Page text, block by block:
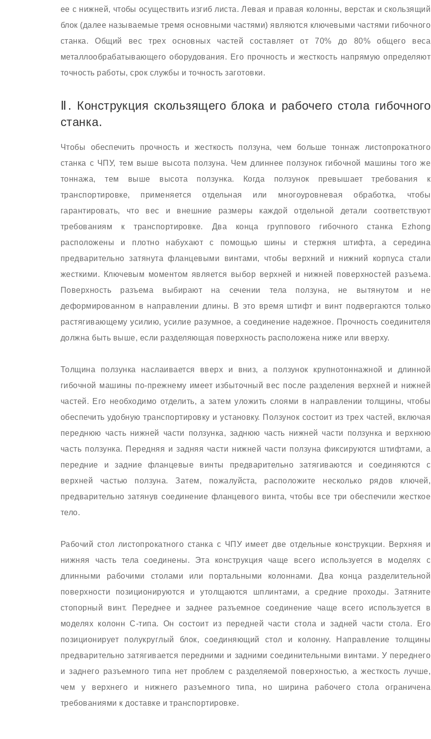
ее с нижней, чтобы осуществить изгиб листа. Левая и правая колонны, верстак и скользящий
блок (далее называемые тремя основными частями) являются ключевыми частями гибочного
станка. Общий вес трех основных частей составляет от 70% до 80% общего веса
металлообрабатывающего оборудования. Его прочность и жесткость напрямую определяют
точность работы, срок службы и точность заготовки.
Ⅱ. Конструкция скользящего блока и рабочего стола гибочного
станка.
Чтобы обеспечить прочность и жесткость ползуна, чем больше тоннаж листопрокатного
станка с ЧПУ, тем выше высота ползуна. Чем длиннее ползунок гибочной машины того же
тоннажа, тем выше высота ползунка. Когда ползунок превышает требования к
транспортировке, применяется отдельная или многоуровневая обработка, чтобы
гарантировать, что вес и внешние размеры каждой отдельной детали соответствуют
требованиям к транспортировке. Два конца группового гибочного станка Ezhong
расположены и плотно набухают с помощью шины и стержня штифта, а середина
предварительно затянута фланцевыми винтами, чтобы верхний и нижний корпуса стали
жесткими. Ключевым моментом является выбор верхней и нижней поверхностей разъема.
Поверхность разъема выбирают на сечении тела ползуна, не вытянутом и не
деформированном в направлении длины. В это время штифт и винт подвергаются только
растягивающему усилию, усилие разумное, а соединение надежное. Прочность соединителя
должна быть выше, если разделяющая поверхность расположена ниже или вверху.
Толщина ползунка наслаивается вверх и вниз, а ползунок крупнотоннажной и длинной
гибочной машины по-прежнему имеет избыточный вес после разделения верхней и нижней
частей. Его необходимо отделить, а затем уложить слоями в направлении толщины, чтобы
обеспечить удобную транспортировку и установку. Ползунок состоит из трех частей, включая
переднюю часть нижней части ползунка, заднюю часть нижней части ползунка и верхнюю
часть ползунка. Передняя и задняя части нижней части ползуна фиксируются штифтами, а
передние и задние фланцевые винты предварительно затягиваются и соединяются с
верхней частью ползуна. Затем, пожалуйста, расположите несколько рядов ключей,
предварительно затянув соединение фланцевого винта, чтобы все три обеспечили жесткое
тело.
Рабочий стол листопрокатного станка с ЧПУ имеет две отдельные конструкции. Верхняя и
нижняя часть тела соединены. Эта конструкция чаще всего используется в моделях с
длинными рабочими столами или портальными колоннами. Два конца разделительной
поверхности позиционируются и утолщаются шплинтами, а средние проходы. Затяните
стопорный винт. Переднее и заднее разъемное соединение чаще всего используется в
моделях колонн C-типа. Он состоит из передней части стола и задней части стола. Его
позиционирует полукруглый блок, соединяющий стол и колонну. Направление толщины
предварительно затягивается передними и задними соединительными винтами. У переднего
и заднего разъемного типа нет проблем с разделяемой поверхностью, а жесткость лучше,
чем у верхнего и нижнего разъемного типа, но ширина рабочего стола ограничена
требованиями к доставке и транспортировке.